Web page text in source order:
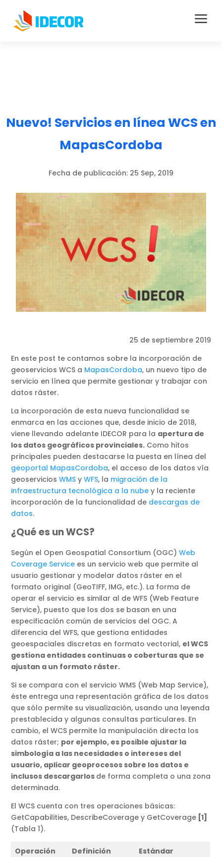
a
Nuevo! Servicios en línea WCS en
MapasCordoba
Fecha de publicación: 25 Sep, 2019
25 de septiembre 2019
En este post te contamos sobre la incorporación de
geoservicios WCS a MapasCordoba, un nuevo tipo de
servicio en línea que permite gestionar y trabajar con
datos ráster.
La incorporación de esta nueva funcionalidad se
enmarca en las acciones que, desde inicio de 2018,
viene llevando adelante IDECOR para la apertura de
los datos geográficos provinciales. Como hitos
principales pueden destacarse la puesta en línea del
geoportal MapasCordoba, el acceso de los datos vía
geoserviciosWMS yWFS, la migración de la
infraestructura tecnológica a la nubey la reciente
incorporación de la funcionalidad de descargas de
datos.
¿Qué es un WCS?
Según el Open Geospatial Consortium (OGC)Web
Coverage Service es un servicio web que permite al
usuario gestionar y modelar datos ráster en el
formato original (GeoTIFF, IMG, etc.). La forma de
operar el servicio es similar al de WFS (Web Feature
Service), puesto que los dos se basan en una
especificación común de servicios del OGC. A
diferencia del WFS, que gestiona entidades
geoespaciales discretas en formato vectorial, el WCS
gestiona entidades continuas o coberturas que se
ajustan a un formato ráster.
Si se compara con el servicio WMS (Web Map Service),
éste entrega una representación gráfica de los datos
que sólo permite su visualización, usando una leyenda
prestablecida y algunas consultas particulares. En
cambio, el WCS permite la manipulación directa los
datos ráster; por ejemplo, es posible ajustar la
simbología a las necesidades o intereses del
usuario, aplicar geoprocesos sobre los datos e
inclusos descargarlos de forma completa o una zona
determinada.
El WCS cuenta con tres operaciones básicas:
GetCapabilities, DescribeCoverage y GetCoverage [1]
(Tabla 1).
Operación Definición Estándar